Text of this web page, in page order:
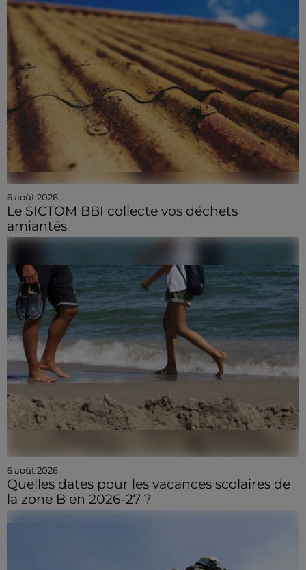
6 août 2026
Le SICTOM BBI collecte vos déchets
amiantés
6 août 2026
Quelles dates pour les vacances scolaires de
la zone B en 2026-27 ?